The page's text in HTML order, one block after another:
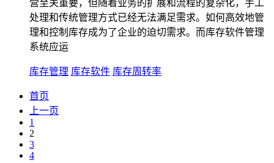
营至关重要，但随着业务的扩展和流程的复杂化，手工
处理和传统管理方式已经无法满足需求。如何高效地管
理和控制库存成为了企业的迫切需求。而库存软件管理
系统应运
库存管理 库存软件 库存周转率
首页
上一页
1
2
3
4